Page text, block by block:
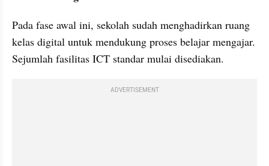
Pada fase awal ini, sekolah sudah menghadirkan ruang
kelas digital untuk mendukung proses belajar mengajar.
Sejumlah fasilitas ICT standar mulai disediakan.
ADVERTISEMENT